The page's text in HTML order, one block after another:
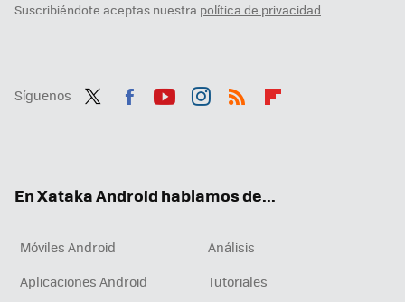
Suscribiéndote aceptas nuestra política de privacidad
Síguenos
En Xataka Android hablamos de...
Móviles Android
Análisis
Aplicaciones Android
Tutoriales